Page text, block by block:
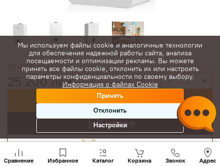
27 720лей
25 200лей - +
Купить сейчас
В корзину
Сравнение Избранное Каталог Корзина Звонок Адрес
нам
+(373)
Мы используем файлы cookie и аналогичные технологии
для обеспечения надежной работы сайта, анализа
посещаемости и оптимизации рекламы. Вы можете
принять все файлы cookie, отклонить их или настроить
параметры конфиденциальности по своему выбору.
Информация о файлах Cookie
Принять
Отклонить
Настройки